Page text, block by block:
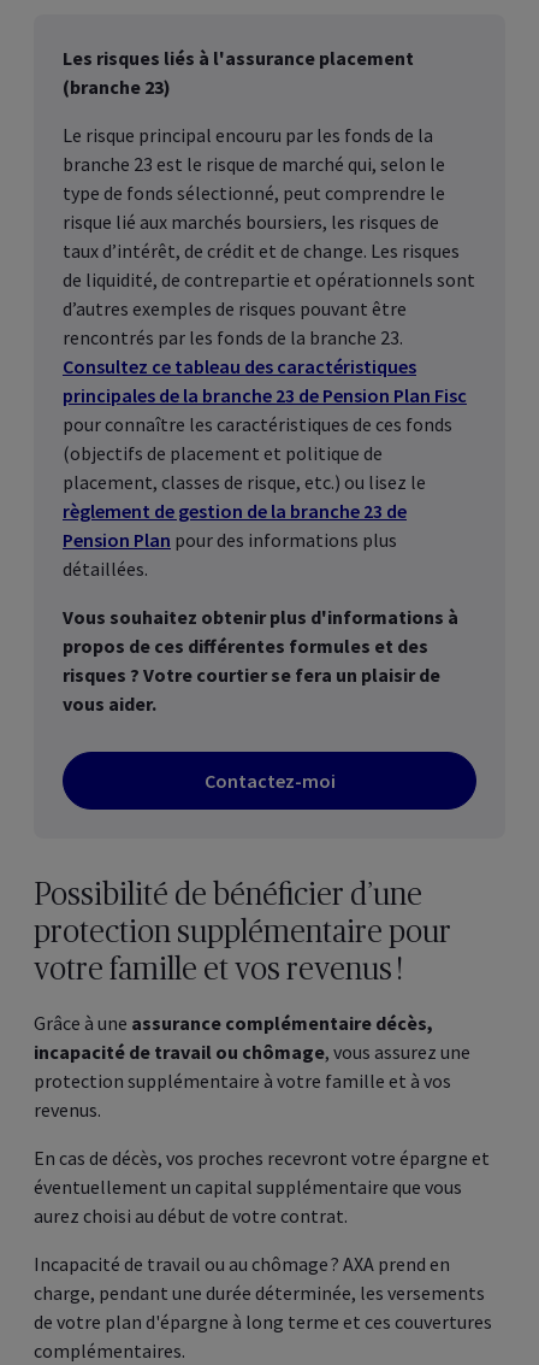
Les risques liés à l'assurance placement
(branche 23)
Le risque principal encouru par les fonds de la
branche 23 est le risque de marché qui, selon le
type de fonds sélectionné, peut comprendre le
risque lié aux marchés boursiers, les risques de
taux d’intérêt, de crédit et de change. Les risques
de liquidité, de contrepartie et opérationnels sont
d’autres exemples de risques pouvant être
rencontrés par les fonds de la branche 23.
Consultez ce tableau des caractéristiques
principales de la branche 23 de Pension Plan Fisc
pour connaître les caractéristiques de ces fonds
(objectifs de placement et politique de
placement, classes de risque, etc.) ou lisez le
règlement de gestion de la branche 23 de
Pension Plan pour des informations plus
détaillées.
Vous souhaitez obtenir plus d'informations à
propos de ces différentes formules et des
risques ? Votre courtier se fera un plaisir de
vous aider.
Contactez-moi
Possibilité de bénéficier d’une
protection supplémentaire pour
votre famille et vos revenus !
Grâce à une assurance complémentaire décès,
incapacité de travail ou chômage, vous assurez une
protection supplémentaire à votre famille et à vos
revenus.
En cas de décès, vos proches recevront votre épargne et
éventuellement un capital supplémentaire que vous
aurez choisi au début de votre contrat.
Incapacité de travail ou au chômage ? AXA prend en
charge, pendant une durée déterminée, les versements
de votre plan d'épargne à long terme et ces couvertures
complémentaires.